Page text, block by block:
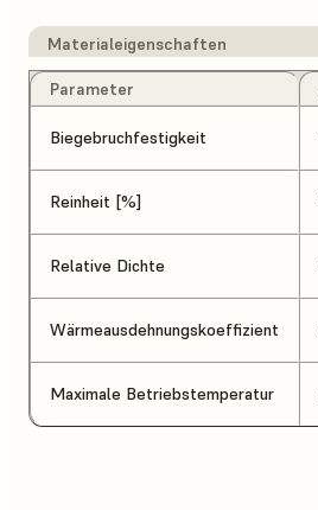
Materialeigenschaften
Parameter
Biegebruchfestigkeit
Reinheit [%]
Relative Dichte
Wärmeausdehnungskoeffizient
Maximale Betriebstemperatur